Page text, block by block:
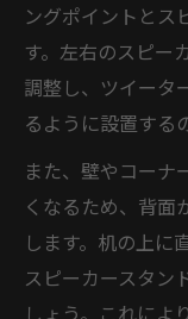
ングポイントとス
す。左右のスピー
調整し、ツイータ
るように設置する
また、壁やコーナ
くなるため、背面
します。机の上に
スピーカースタン